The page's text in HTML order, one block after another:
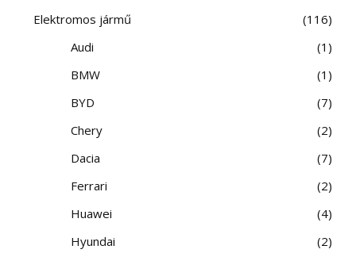
Elektromos jármű
116
Audi
1
BMW
1
BYD
7
Chery
2
Dacia
7
Ferrari
2
Huawei
4
Hyundai
2